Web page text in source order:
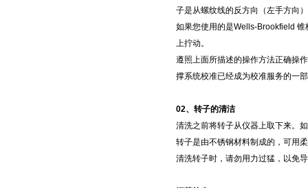
子是从螺纹线的反方向（左手方向
如果您使用的是Wells-Brookfield 锥
上拧动。
遵照上面所描述的操作方法正确操
撑系统校准已经成为校准服务的一
02、转子的清洁
清洗之前将转子从仪器上取下来。
转子是由不锈钢材料制成的，可用
清洗转子时，请勿用力过猛，以免